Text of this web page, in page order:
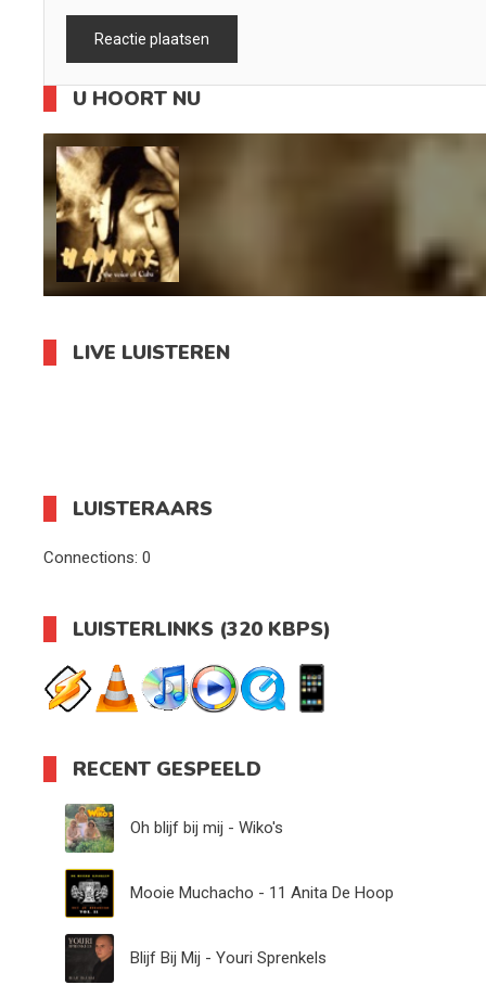
U HOORT NU
LIVE LUISTEREN
LUISTERAARS
Connections: 0
LUISTERLINKS (320 KBPS)
RECENT GESPEELD
Oh blijf bij mij - Wiko's
Mooie Muchacho - 11 Anita De Hoop
Blijf Bij Mij - Youri Sprenkels